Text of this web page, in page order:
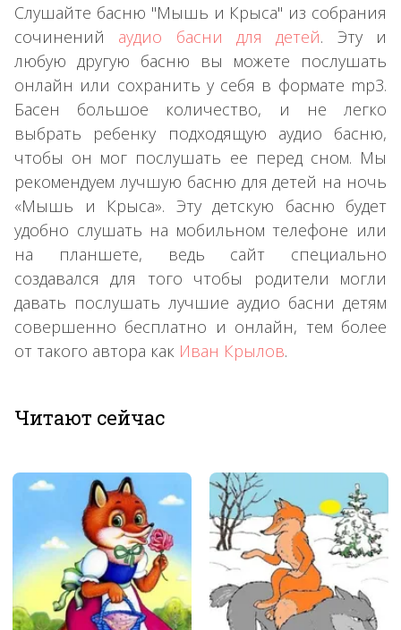
Слушайте басню "Мышь и Крыса" из собрания
сочинений аудио басни для детей. Эту и
любую другую басню вы можете послушать
онлайн или сохранить у себя в формате mp3.
Басен большое количество, и не легко
выбрать ребенку подходящую аудио басню,
чтобы он мог послушать ее перед сном. Мы
рекомендуем лучшую басню для детей на ночь
«Мышь и Крыса». Эту детскую басню будет
удобно слушать на мобильном телефоне или
на планшете, ведь сайт специально
создавался для того чтобы родители могли
давать послушать лучшие аудио басни детям
совершенно бесплатно и онлайн, тем более
от такого автора как Иван Крылов.
Читают сейчас